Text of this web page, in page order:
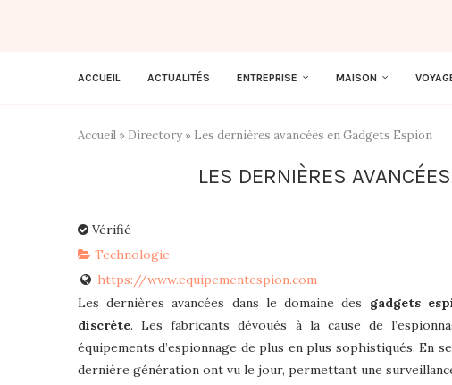
ACCUEIL ACTUALITÉS ENTREPRISE MAISON
Accueil » Directory » Les dernières avancées en Gadgets Espion
LES DERNIÈRES
Vérifié
Technologie
https://www.equipementespion.com
Les dernières avancées dans le domaine des gadgets
discrète. Les fabricants dévoués à la cause de
équipements d’espionnage de plus en plus sophistiqués. En
dernière génération ont vu le jour, permettant une